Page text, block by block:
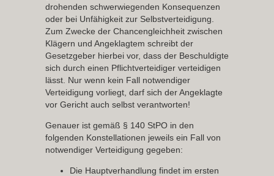
drohenden schwerwiegenden Konsequenzen
oder bei Unfähigkeit zur Selbstverteidigung.
Zum Zwecke der Chancengleichheit zwischen
Klägern und Angeklagtem schreibt der
Gesetzgeber hierbei vor, dass der Beschuldigte
sich durch einen Pflichtverteidiger verteidigen
lässt. Nur wenn kein Fall notwendiger
Verteidigung vorliegt, darf sich der Angeklagte
vor Gericht auch selbst verantworten!
Genauer ist gemäß § 140 StPO in den
folgenden Konstellationen jeweils ein Fall von
notwendiger Verteidigung gegeben:
Die Hauptverhandlung findet im ersten